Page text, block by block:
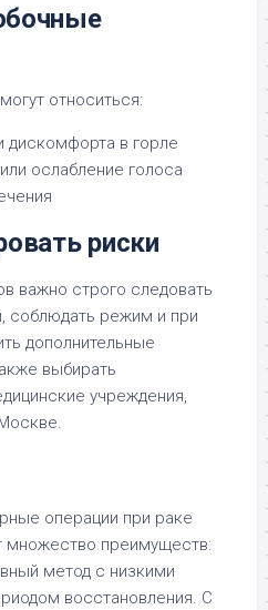
относиться:
в горле
ослабление голоса
риски
важно строго следовать
соблюдать режим и при
дополнительные
выбирать
учреждения,
операции при раке
множество преимуществ:
метод с низкими
восстановления. С